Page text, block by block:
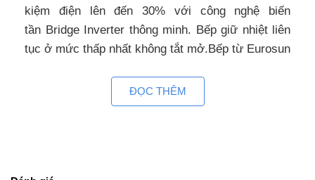
kiệm điện lên đến 30% với công nghệ biến
tần Bridge Inverter thông minh. Bếp giữ nhiệt liên
tục ở mức thấp nhất không tắt mở.Bếp từ Eurosun
cạnh bo viền hợp kim nhôm cao cấp, có khả năng
chịu lực, chịu lực tốt. Thân bếp được làm bằng
ĐỌC THÊM